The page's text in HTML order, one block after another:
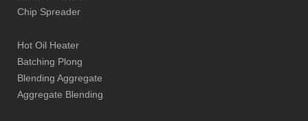
Chip Spreader
Hot Oil Heater
Batching Plong
Blending Aggregate
Aggregate Blending